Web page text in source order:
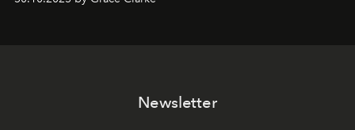
Newsletter